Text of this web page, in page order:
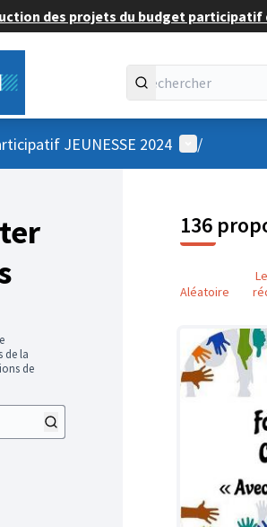
des projets du budget participatif
JEUNESSE 2024 Menu
/
de la
de
136
Aléatoire